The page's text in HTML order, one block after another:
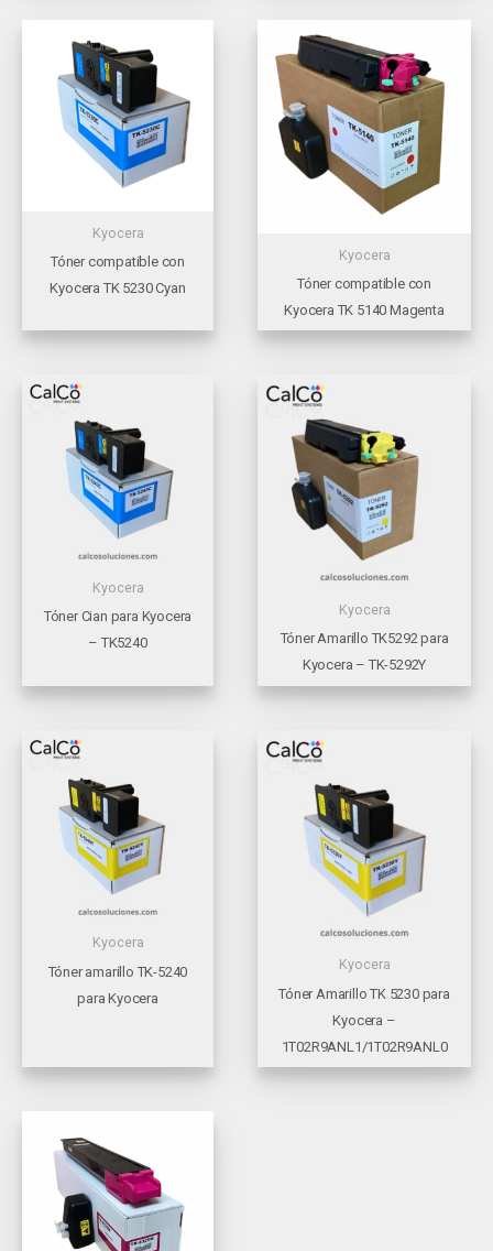
Kyocera
Tóner compatible con
Kyocera TK 5230 Cyan
Kyocera
Tóner compatible con
Kyocera TK 5140 Magenta
Kyocera
Tóner Cian para Kyocera
– TK5240
Kyocera
Tóner Amarillo TK5292 para
Kyocera – TK-5292Y
Kyocera
Tóner amarillo TK-5240
para Kyocera
Kyocera
Tóner Amarillo TK 5230 para
Kyocera –
1T02R9ANL1/1T02R9ANL0